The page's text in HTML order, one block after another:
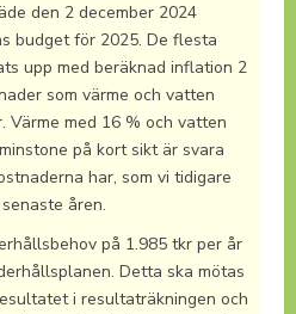
den 2 december 2024
budget för 2025. De flesta
upp med beräknad inflation 2
som värme och vatten
Värme med 16 % och vatten
på kort sikt är svara
har, som vi tidigare
åren.
på 1.985 tkr per år
Detta ska mötas
i resultaträkningen och